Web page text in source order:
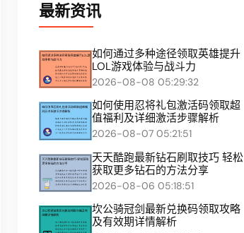
最新资讯
如何通过多种途径领取英雄提升
LOL游戏体验与战斗力
2026-08-08 05:29:32
如何使用忍将礼包激活码领取超
值福利及详细激活步骤解析
2026-08-07 05:21:51
天天酷跑最新钻石刷取技巧 轻松
获取更多钻石的方法分享
2026-08-06 05:18:51
坎公骑冠剑最新兑换码领取攻略
及有效期详情解析